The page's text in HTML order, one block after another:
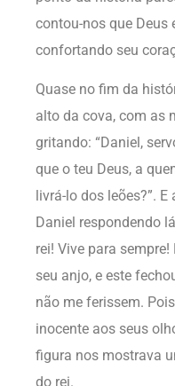
contou-nos que Deus
confortando seu
Quase no fim da
alto da cova, com as
gritando: “Daniel,
que o teu Deus, a
livrá-lo dos leões?”.
Daniel respondendo
rei! Vive para
seu anjo, e este
não me ferissem.
inocente aos seus
figura nos mostrava
do rei.